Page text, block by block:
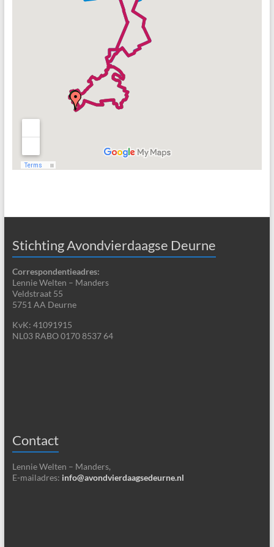
Stichting Avondvierdaagse Deurne
Correspondentieadres:
Lennie Welten – Manders
Veldstraat 55
5751 AA Deurne
KvK: 41091915
NL03 RABO 0170 8537 64
Contact
Lennie Welten – Manders,
E-mailadres: info@avondvierdaagsedeurne.nl